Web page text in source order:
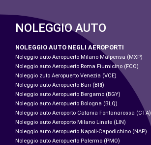
NOLEGGIO AUTO
NOLEGGIO AUTO NEGLI AEROPORTI
Noleggio auto Aeropuerto Milano Malpensa (MXP)
Noleggio auto Aeropuerto Roma Fiumicino (FCO)
Noleggio zuto Aeropuerto Venezia (VCE)
Noleggio auto Aeropuerto Bari (BRI)
Noleggio auto Aeropuerto Bergamo (BGY)
Noleggio auto Aeropuerto Bologna (BLQ)
Noleggio auto Aeroporto Catania Fontanarossa (CTA)
Noleggio auto Aeroporto Milano Linate (LIN)
Noleggio auto Aeropuerto Napoli-Capodichino (NAP)
Noleggio auto Aeropuerto Palermo (PMO)